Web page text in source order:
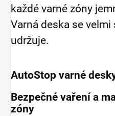
každé varné zóny
Varná deska se
udržuje.
AutoStop varné
Bezpečné vaření a
zóny